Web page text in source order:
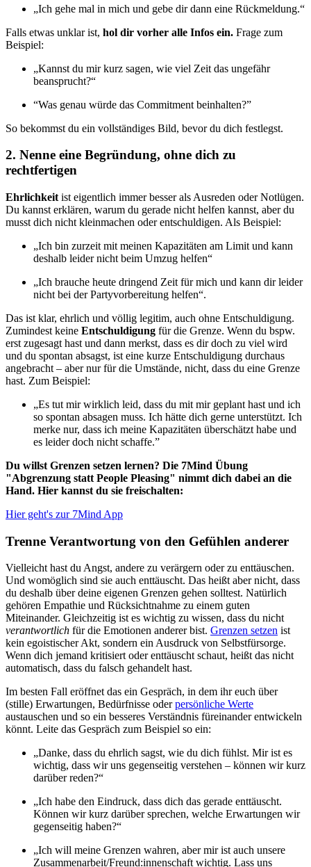
„Ich gehe mal in mich und gebe dir dann eine Rückmeldung.“
Falls etwas unklar ist, hol dir vorher alle Infos ein. Frage zum
Beispiel:
„Kannst du mir kurz sagen, wie viel Zeit das ungefähr
beansprucht?“
“Was genau würde das Commitment beinhalten?”
So bekommst du ein vollständiges Bild, bevor du dich festlegst.
2. Nenne eine Begründung, ohne dich zu
rechtfertigen
Ehrlichkeit ist eigentlich immer besser als Ausreden oder Notlügen.
Du kannst erklären, warum du gerade nicht helfen kannst, aber du
musst dich nicht kleinmachen oder entschuldigen. Als Beispiel:
„Ich bin zurzeit mit meinen Kapazitäten am Limit und kann
deshalb leider nicht beim Umzug helfen“
„Ich brauche heute dringend Zeit für mich und kann dir leider
nicht bei der Partyvorbereitung helfen“.
Das ist klar, ehrlich und völlig legitim, auch ohne Entschuldigung.
Zumindest keine Entschuldigung für die Grenze. Wenn du bspw.
erst zugesagt hast und dann merkst, dass es dir doch zu viel wird
und du spontan absagst, ist eine kurze Entschuldigung durchaus
angebracht – aber nur für die Umstände, nicht, dass du eine Grenze
hast. Zum Beispiel:
„Es tut mir wirklich leid, dass du mit mir geplant hast und ich
so spontan absagen muss. Ich hätte dich gerne unterstützt. Ich
merke nur, dass ich meine Kapazitäten überschätzt habe und
es leider doch nicht schaffe.”
Du willst Grenzen setzen lernen? Die 7Mind Übung
"Abgrenzung statt People Pleasing" nimmt dich dabei an die
Hand. Hier kannst du sie freischalten:
Hier geht's zur 7Mind App
Trenne Verantwortung von den Gefühlen anderer
Vielleicht hast du Angst, andere zu verärgern oder zu enttäuschen.
Und womöglich sind sie auch enttäuscht. Das heißt aber nicht, dass
du deshalb über deine eigenen Grenzen gehen solltest. Natürlich
gehören Empathie und Rücksichtnahme zu einem guten
Miteinander. Gleichzeitig ist es wichtig zu wissen, dass du nicht
verantwortlich für die Emotionen anderer bist. Grenzen setzen ist
kein egoistischer Akt, sondern ein Ausdruck von Selbstfürsorge.
Wenn dich jemand kritisiert oder enttäuscht schaut, heißt das nicht
automatisch, dass du falsch gehandelt hast.
Im besten Fall eröffnet das ein Gespräch, in dem ihr euch über
(stille) Erwartungen, Bedürfnisse oderpersönliche Werte
austauschen und so ein besseres Verständnis füreinander entwickeln
könnt. Leite das Gespräch zum Beispiel so ein:
„Danke, dass du ehrlich sagst, wie du dich fühlst. Mir ist es
wichtig, dass wir uns gegenseitig verstehen – können wir kurz
darüber reden?“
„Ich habe den Eindruck, dass dich das gerade enttäuscht.
Können wir kurz darüber sprechen, welche Erwartungen wir
gegenseitig haben?“
„Ich will meine Grenzen wahren, aber mir ist auch unsere
Zusammenarbeit/Freund:innenschaft wichtig. Lass uns